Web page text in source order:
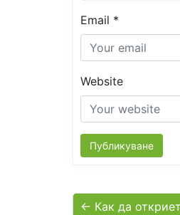
Email *
Website
← Как да